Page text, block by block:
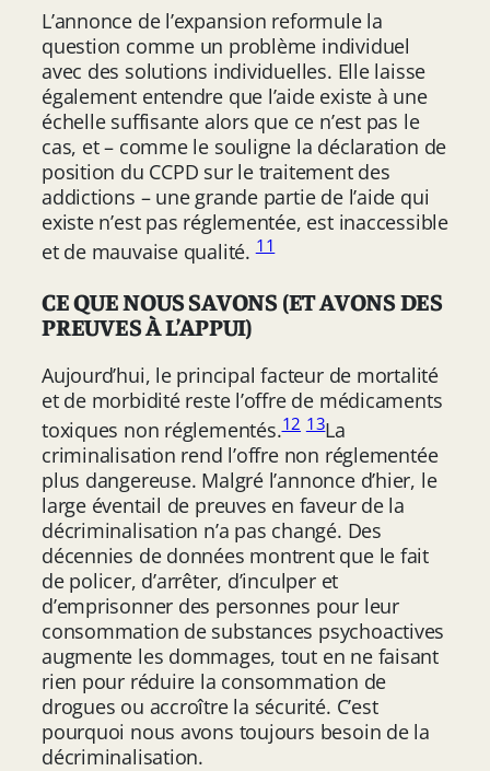
L’annonce de l’expansion reformule la
question comme un problème individuel
avec des solutions individuelles. Elle laisse
également entendre que l’aide existe à une
échelle suffisante alors que ce n’est pas le
cas, et – comme le souligne la déclaration de
position du CCPD sur le traitement des
addictions – une grande partie de l’aide qui
existe n’est pas réglementée, est inaccessible
et de mauvaise qualité.11
CE QUE NOUS SAVONS (ET AVONS DES
PREUVES À L’APPUI)
Aujourd’hui, le principal facteur de mortalité
et de morbidité reste l’offre de médicaments
toxiques non réglementés.12 13La
criminalisation rend l’offre non réglementée
plus dangereuse. Malgré l’annonce d’hier, le
large éventail de preuves en faveur de la
décriminalisation n’a pas changé. Des
décennies de données montrent que le fait
de policer, d’arrêter, d’inculper et
d’emprisonner des personnes pour leur
consommation de substances psychoactives
augmente les dommages, tout en ne faisant
rien pour réduire la consommation de
drogues ou accroître la sécurité. C’est
pourquoi nous avons toujours besoin de la
décriminalisation.